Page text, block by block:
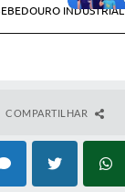
INDUSTRIAL
COMPARTILHAR